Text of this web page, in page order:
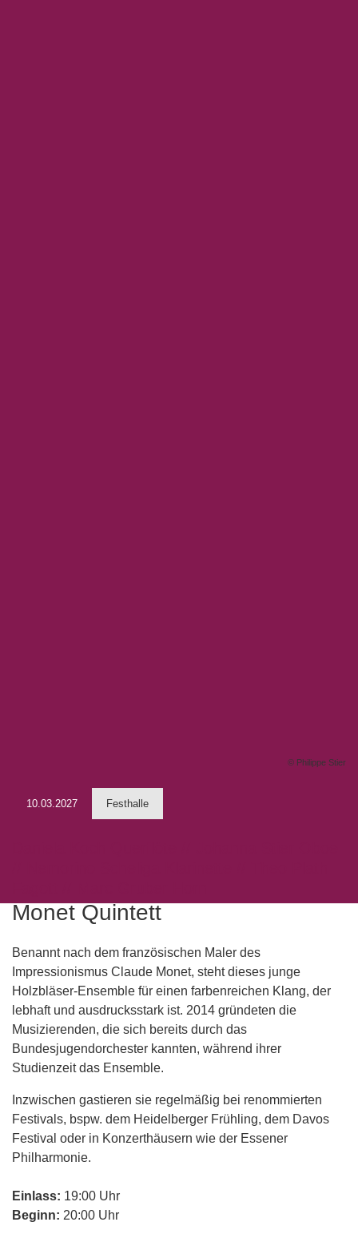
© Philippe Stier
10.03.2027 Festhalle
Monet Quintett
Benannt nach dem französischen Maler des
Impressionismus Claude Monet, steht dieses junge
Holzbläser-Ensemble für einen farbenreichen Klang, der
lebhaft und ausdrucksstark ist. 2014 gründeten die
Musizierenden, die sich bereits durch das
Bundesjugendorchester kannten, während ihrer
Studienzeit das Ensemble.
Inzwischen gastieren sie regelmäßig bei renommierten
Festivals, bspw. dem Heidelberger Frühling, dem Davos
Festival oder in Konzerthäusern wie der Essener
Philharmonie.
Einlass: 19:00 Uhr
Beginn: 20:00 Uhr